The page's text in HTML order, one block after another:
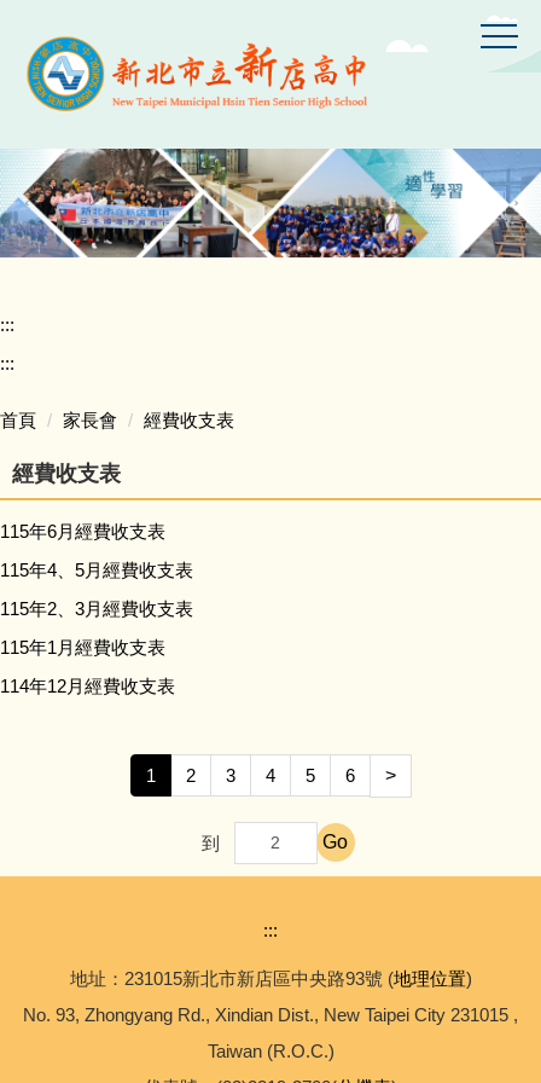
主
容
區
:::
:::
首頁 家長會 經費收支表
經費收支表
115年6月經費收支表
115年4、5月經費收支表
115年2、3月經費收支表
115年1月經費收支表
114年12月經費收支表
1 2 3 4 5 6 >
到 Go
:::
地址：231015新北市新店區中央路93號 (地理位置)
No. 93, Zhongyang Rd., Xindian Dist., New Taipei City 231015 ,
Taiwan (R.O.C.)